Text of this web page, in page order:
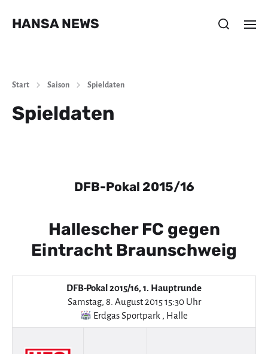
HANSA NEWS
Start Saison Spieldaten
Spieldaten
DFB-Pokal 2015/16
Hallescher FC gegen
Eintracht Braunschweig
DFB-Pokal 2015/16, 1. Hauptrunde
Samstag, 8. August 2015 15:30 Uhr
Erdgas Sportpark , Halle